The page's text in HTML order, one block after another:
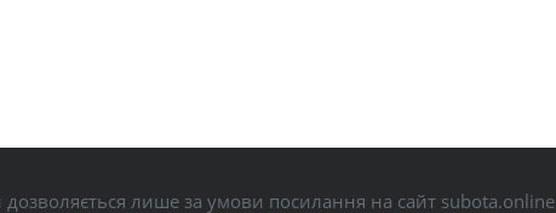
лише за умови посилання на сайт subota.online